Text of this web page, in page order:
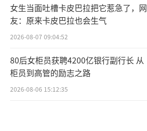
女生当面吐槽卡皮巴拉把它惹急了，网
友：原来卡皮巴拉也会生气
2026-08-07 09:04:52
80后女柜员获聘4200亿银行副行长 从
柜员到高管的励志之路
2026-08-06 15:12:35